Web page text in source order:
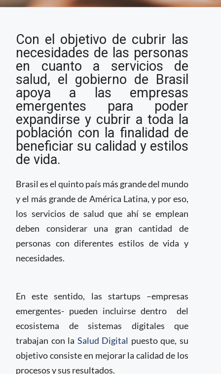
promueve la
innovación en salud
Con el objetivo de cubrir las
necesidades de las personas
en cuanto a servicios de
salud, el gobierno de Brasil
apoya a las empresas
emergentes para poder
expandirse y cubrir a toda la
población con la finalidad de
beneficiar su calidad y estilos
de vida.
Brasil es el quinto país más grande del mundo
y el más grande de América Latina, y por eso,
los servicios de salud que ahí se emplean
deben considerar una gran cantidad de
personas con diferentes estilos de vida y
necesidades.
En este sentido, las startups –empresas
emergentes- pueden incluirse dentro del
ecosistema de sistemas digitales que
trabajan con la Salud Digital puesto que, su
objetivo consiste en mejorar la calidad de los
procesos y sus resultados.